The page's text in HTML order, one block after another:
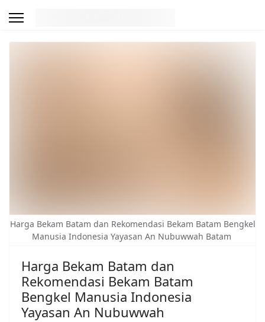
Harga Bekam Batam dan Rekomendasi Bekam Batam Bengkel
Manusia Indonesia Yayasan An Nubuwwah Batam
Harga Bekam Batam dan
Rekomendasi Bekam Batam
Bengkel Manusia Indonesia
Yayasan An Nubuwwah